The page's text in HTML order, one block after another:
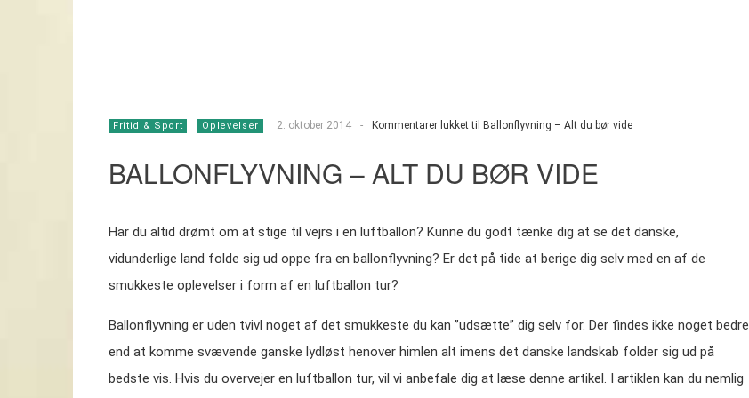
Fritid & Sport Oplevelser 2. oktober 2014 - Kommentarer lukkettil Ballonflyvning – Alt du bør vide
BALLONFLYVNING – ALT DU BØR VIDE
Har du altid drømt om at stige til vejrs i en luftballon? Kunne du godt tænke dig at se det danske,
vidunderlige land folde sig ud oppe fra en ballonflyvning? Er det på tide at berige dig selv med en af de
smukkeste oplevelser i form af en luftballon tur?
Ballonflyvning er uden tvivl noget af det smukkeste du kan ”udsætte” dig selv for. Der findes ikke noget bedre
end at komme svævende ganske lydløst henover himlen alt imens det danske landskab folder sig ud på
bedste vis. Hvis du overvejer en luftballon tur, vil vi anbefale dig at læse denne artikel. I artiklen kan du nemlig